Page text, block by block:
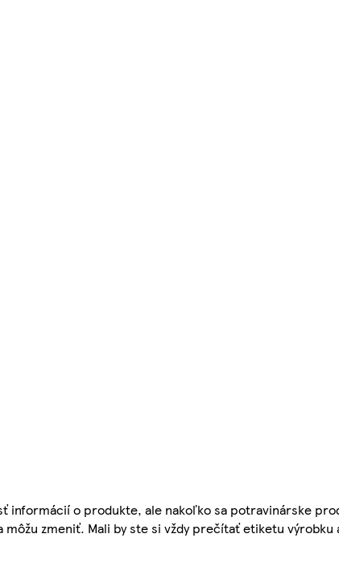
informácií o produkte, ale nakoľko sa potravinárske
môžu zmeniť. Mali by ste si vždy prečítať etiketu